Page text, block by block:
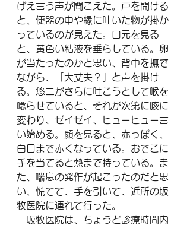
げえ言う声が聞こえた。戸を開ける
と、便器の中や縁に吐いた物が掛か
っているのが見えた。口元を見る
と、黄色い粘液を垂らしている。卵
が当たったのかと思い、背中を撫で
ながら、「大丈夫？」と声を掛け
る。悠二がさらに吐こうとして喉を
唸らせていると、それが次第に咳に
変わり、ゼイゼイ、ヒューヒュー言
い始める。顔を見ると、赤っぽく、
白目まで赤くなっている。おでこに
手を当てると熱まで持っている。ま
た、喘息の発作が起こったのだと思
い、慌てて、手を引いて、近所の坂
牧医院に連れて行った。
坂牧医院は、ちょうど診療時間内